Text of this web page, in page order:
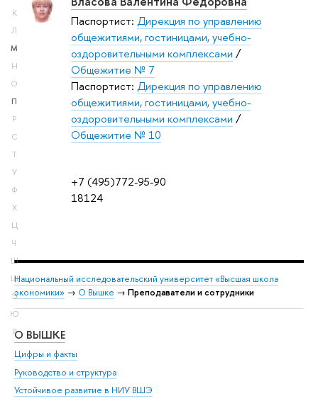
К
Л
М
Н
О
П
Р
С
Т
У
Ф
Х
Ц
Ч
Ш
Щ
Э
Ю
Я
+7 (495)772-95-90
18124
Паспортист: Дирекция по управлению
общежитиями, гостиницами, учебно-
оздоровительными комплексами /
Общежитие № 7
Паспортист: Дирекция по управлению
общежитиями, гостиницами, учебно-
оздоровительными комплексами /
Общежитие № 10
Национальный исследовательский университет «Высшая школа
экономики» → О Вышке → Преподаватели и сотрудники
О ВЫШКЕ
Цифры и факты
Руководство и структура
Устойчивое развитие в НИУ ВШЭ